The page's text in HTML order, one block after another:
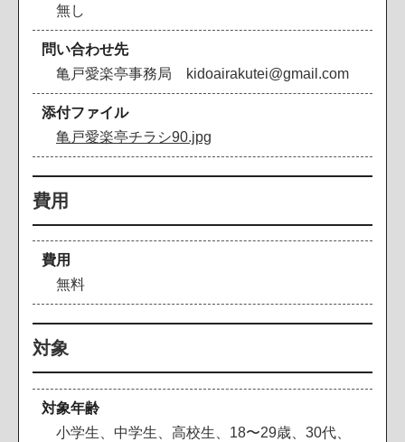
無し
問い合わせ先
亀戸愛楽亭事務局 kidoairakutei@gmail.com
添付ファイル
亀戸愛楽亭チラシ90.jpg
費用
費用
無料
対象
対象年齢
小学生、中学生、高校生、18〜29歳、30代、